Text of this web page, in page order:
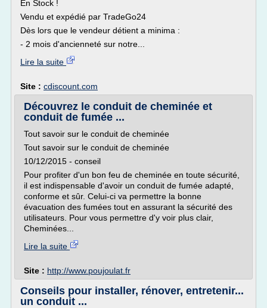
En Stock !
Vendu et expédié par TradeGo24
Dès lors que le vendeur détient a minima :
- 2 mois d'ancienneté sur notre...
Lire la suite
Site : cdiscount.com
Découvrez le conduit de cheminée et
conduit de fumée ...
Tout savoir sur le conduit de cheminée
Tout savoir sur le conduit de cheminée
10/12/2015 - conseil
Pour profiter d'un bon feu de cheminée en toute sécurité,
il est indispensable d'avoir un conduit de fumée adapté,
conforme et sûr. Celui-ci va permettre la bonne
évacuation des fumées tout en assurant la sécurité des
utilisateurs. Pour vous permettre d'y voir plus clair,
Cheminées...
Lire la suite
Site : http://www.poujoulat.fr
Conseils pour installer, rénover, entretenir...
un conduit ...